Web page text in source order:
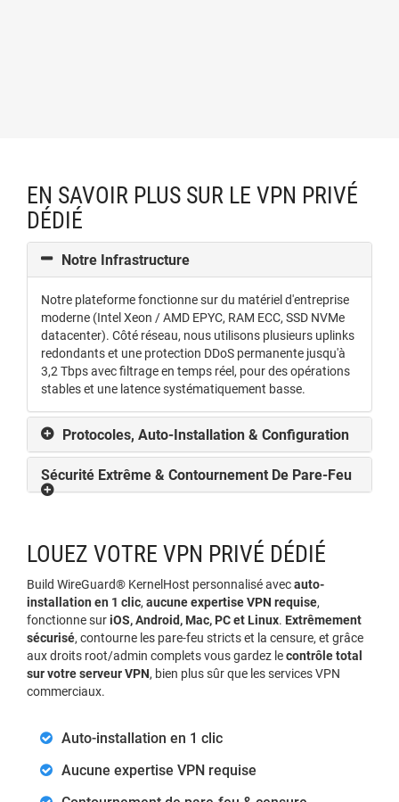
EN SAVOIR PLUS SUR LE VPN PRIVÉ
DÉDIÉ
Notre Infrastructure
Notre plateforme fonctionne sur du matériel d'entreprise
moderne (Intel Xeon / AMD EPYC, RAM ECC, SSD NVMe
datacenter). Côté réseau, nous utilisons plusieurs uplinks
redondants et une protection DDoS permanente jusqu'à
3,2 Tbps avec filtrage en temps réel, pour des opérations
stables et une latence systématiquement basse.
Protocoles, Auto-Installation & Configuration
Sécurité Extrême & Contournement De Pare-Feu
LOUEZ VOTRE VPN PRIVÉ DÉDIÉ
Build WireGuard® KernelHost personnalisé avecauto-
installation en 1 clic, aucune expertise VPN requise,
fonctionne suriOS, Android, Mac, PC et Linux. Extrêmement
sécurisé, contourne les pare-feu stricts et la censure, et grâce
aux droits root/admin complets vous gardez lecontrôle total
sur votre serveur VPN, bien plus sûr que les services VPN
commerciaux.
Auto-installation en 1 clic
Aucune expertise VPN requise